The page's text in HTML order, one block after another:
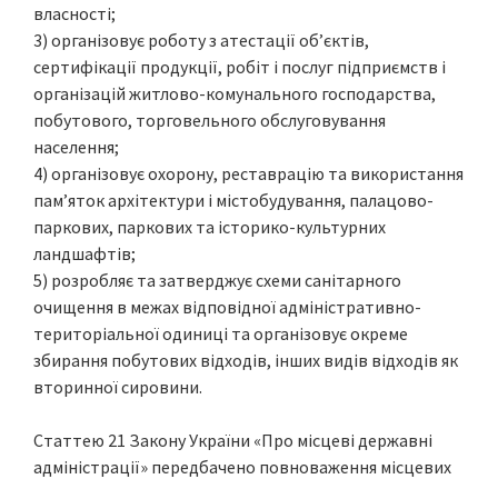
власності;
3) організовує роботу з атестації об’єктів,
сертифікації продукції, робіт і послуг підприємств і
організацій житлово-комунального господарства,
побутового, торговельного обслуговування
населення;
4) організовує охорону, реставрацію та використання
пам’яток архітектури і містобудування, палацово-
паркових, паркових та історико-культурних
ландшафтів;
5) розробляє та затверджує схеми санітарного
очищення в межах відповідної адміністративно-
територіальної одиниці та організовує окреме
збирання побутових відходів, інших видів відходів як
вторинної сировини.
Статтею 21 Закону України «Про місцеві державні
адміністрації» передбачено повноваження місцевих